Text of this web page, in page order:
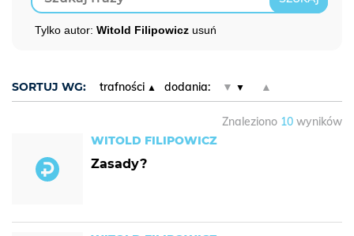
Tylko autor: Witold Filipowicz usuń
SORTUJ WG: trafności dodania: ▼ ▲
Znaleziono 10 wyników
WITOLD FILIPOWICZ
Zasady?